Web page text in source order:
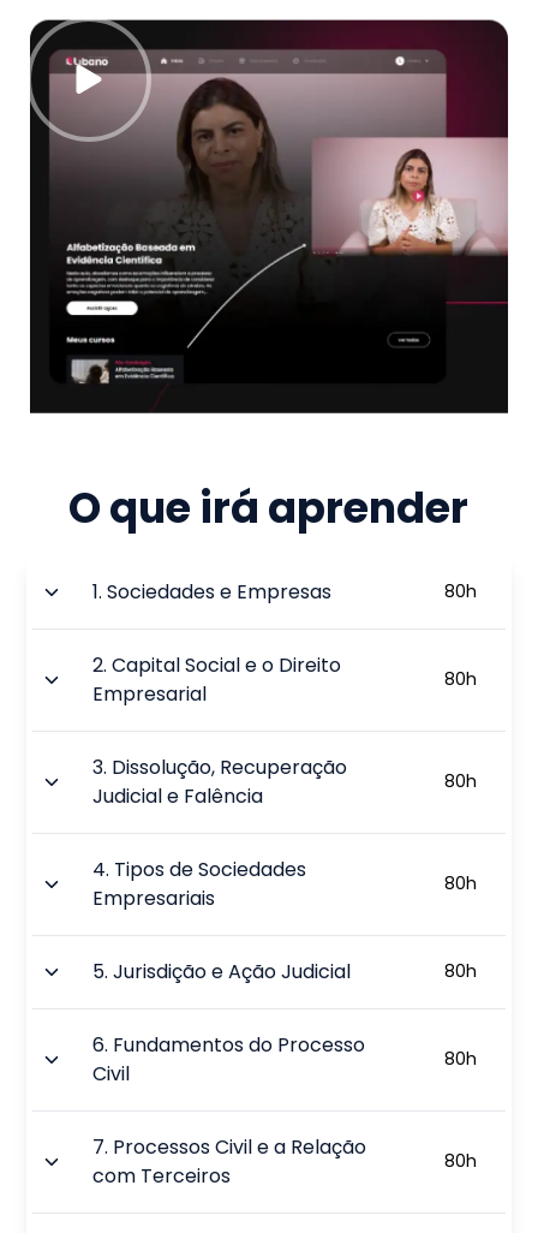
O que irá aprender
1.Sociedades e Empresas 80h
2.Capital Social e o Direito
Empresarial
80h
3. Dissolução, Recuperação
Judicial e Falência
80h
4. Tipos de Sociedades
Empresariais
80h
5.Jurisdição e Ação Judicial 80h
6. Fundamentos do Processo
Civil
80h
7. Processos Civil e a Relação
com Terceiros
80h